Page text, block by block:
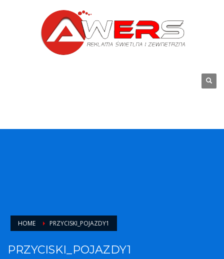
HOME PRZYCISKI_POJAZDY1
PRZYCISKI_POJAZDY1